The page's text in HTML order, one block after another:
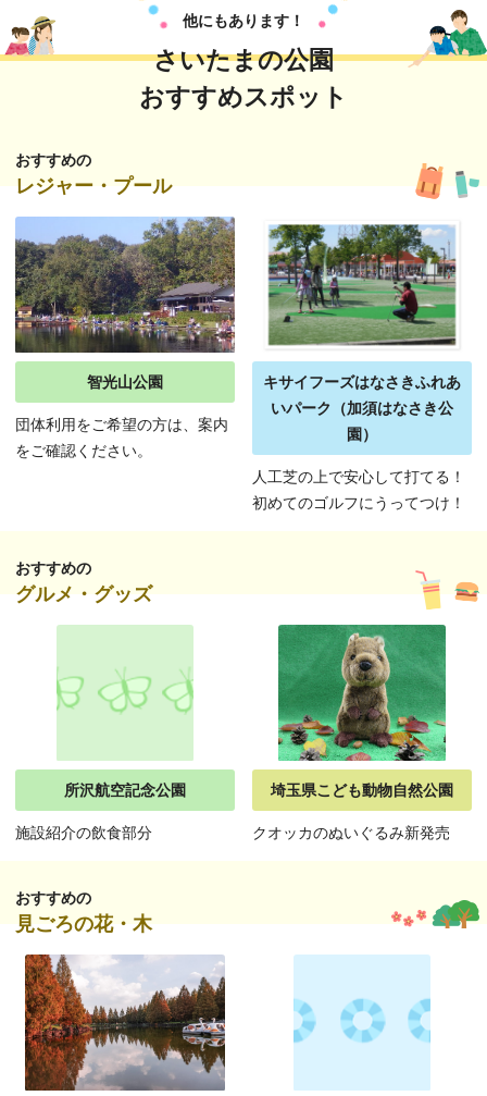
他にもあります！
さいたまの公園
おすすめスポット
おすすめの
レジャー・プール
智光山公園
団体利用をご希望の方は、案内
をご確認ください。
キサイフーズはなさきふれあ
いパーク（加須はなさき公
園）
人工芝の上で安心して打てる！
初めてのゴルフにうってつけ！
おすすめの
グルメ・グッズ
所沢航空記念公園
施設紹介の飲食部分
埼玉県こども動物自然公園
クオッカのぬいぐるみ新発売
おすすめの
見ごろの花・木